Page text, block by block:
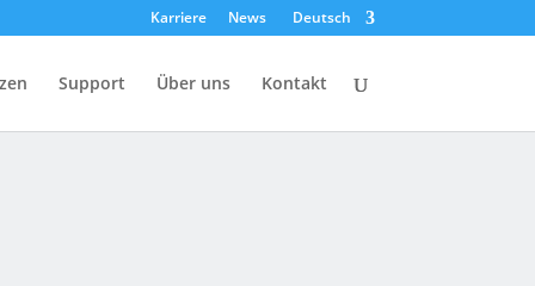
Karriere News Deutsch
Support Über uns Kontakt